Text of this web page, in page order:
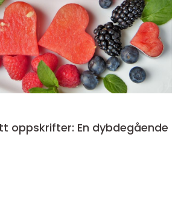
oppskrifter: En dybdegående